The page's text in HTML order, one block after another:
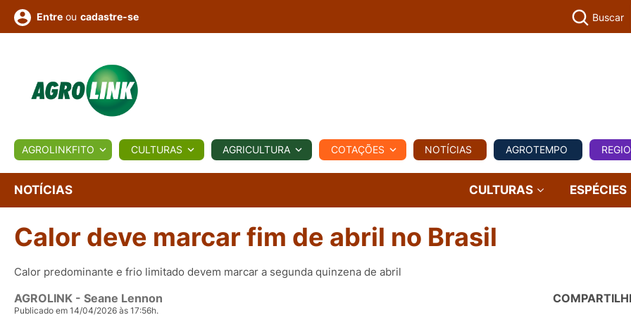
BIOLÓGICOS COTAÇÕES NOTÍCIAS AGROTEMPO REGIONAL COMERCIAL AGROVIAGENS
Conversor Colunistas Eventos
e
Vídeos
Entre ou cadastre-se Buscar
AGROLINKFITO CULTURAS AGRICULTURA COTAÇÕES NOTÍCIAS AGROTEMPO
NOTÍCIAS CULTURAS ESPÉCIES
Calor deve marcar fim de abril no Brasil
Calor predominante e frio limitado devem marcar a segunda quinzena de abril
AGROLINK - Seane Lennon
Publicado em 14/04/2026 às 17:56h.